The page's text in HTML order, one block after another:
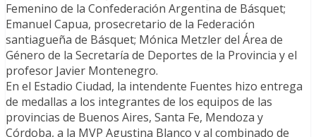
Femenino de la Confederación Argentina de Básquet;
Emanuel Capua, prosecretario de la Federación
santiagueña de Básquet; Mónica Metzler del Área de
Género de la Secretaría de Deportes de la Provincia y el
profesor Javier Montenegro.
En el Estadio Ciudad, la intendente Fuentes hizo entrega
de medallas a los integrantes de los equipos de las
provincias de Buenos Aires, Santa Fe, Mendoza y
Córdoba, a la MVP Agustina Blanco y al combinado de